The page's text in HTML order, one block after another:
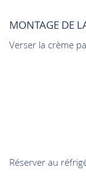
MONTAGE DE
Verser la crème
Réserver au